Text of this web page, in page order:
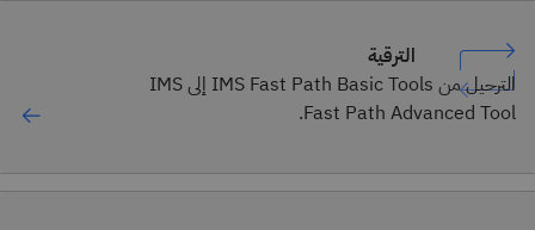
الترقية
الترحيل من IMS Fast Path Basic Tools إلى IMS
Fast Path Advanced Tool.